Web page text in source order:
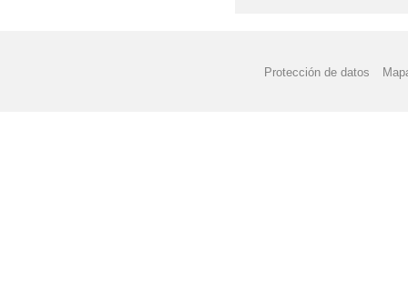
Protección de datos